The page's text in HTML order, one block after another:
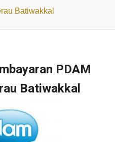
Batiwakkal
PDAM
Batiwakkal